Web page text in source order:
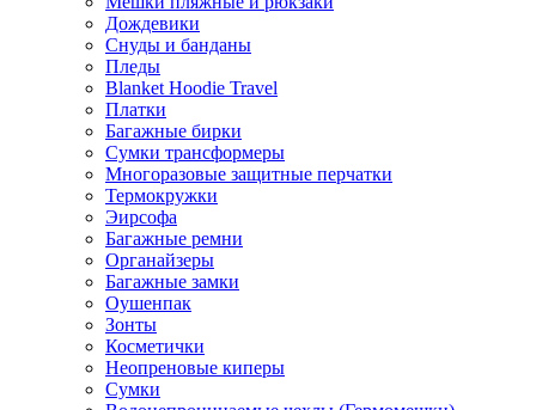
Дождевики
Снуды и банданы
Пледы
Blanket Hoodie Travel
Платки
Багажные бирки
Сумки трансформеры
Многоразовые защитные перчатки
Термокружки
Эирсофа
Багажные ремни
Органайзеры
Багажные замки
Оушенпак
Зонты
Косметички
Неопреновые киперы
Сумки